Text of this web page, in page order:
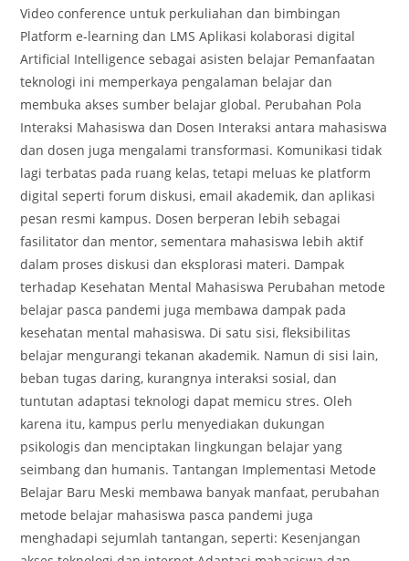
Video conference untuk perkuliahan dan bimbingan
Platform e-learning dan LMS Aplikasi kolaborasi digital
Artificial Intelligence sebagai asisten belajar Pemanfaatan
teknologi ini memperkaya pengalaman belajar dan
membuka akses sumber belajar global. Perubahan Pola
Interaksi Mahasiswa dan Dosen Interaksi antara mahasiswa
dan dosen juga mengalami transformasi. Komunikasi tidak
lagi terbatas pada ruang kelas, tetapi meluas ke platform
digital seperti forum diskusi, email akademik, dan aplikasi
pesan resmi kampus. Dosen berperan lebih sebagai
fasilitator dan mentor, sementara mahasiswa lebih aktif
dalam proses diskusi dan eksplorasi materi. Dampak
terhadap Kesehatan Mental Mahasiswa Perubahan metode
belajar pasca pandemi juga membawa dampak pada
kesehatan mental mahasiswa. Di satu sisi, fleksibilitas
belajar mengurangi tekanan akademik. Namun di sisi lain,
beban tugas daring, kurangnya interaksi sosial, dan
tuntutan adaptasi teknologi dapat memicu stres. Oleh
karena itu, kampus perlu menyediakan dukungan
psikologis dan menciptakan lingkungan belajar yang
seimbang dan humanis. Tantangan Implementasi Metode
Belajar Baru Meski membawa banyak manfaat, perubahan
metode belajar mahasiswa pasca pandemi juga
menghadapi sejumlah tantangan, seperti: Kesenjangan